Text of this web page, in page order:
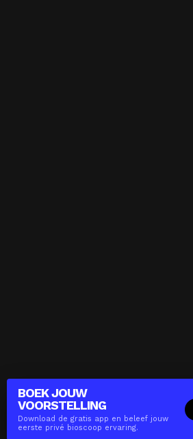
BOEK JOUW
VOORSTELLING
Download de gratis app en beleef jouw
eerste privé bioscoop ervaring.